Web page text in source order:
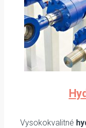
Vysokokvalitné